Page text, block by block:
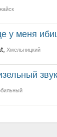
комфорта в ней не много....но
Хмельницкий
появился гдето на 100 тыс км. На